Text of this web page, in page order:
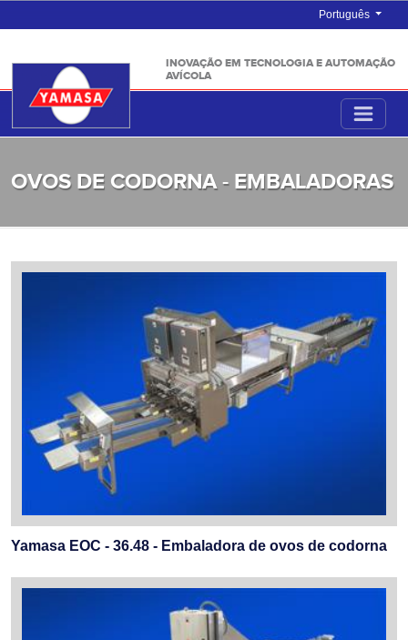
Português
INOVAÇÃO EM TECNOLOGIA E AUTOMAÇÃO
AVÍCOLA
OVOS DE CODORNA - EMBALADORAS
Yamasa EOC - 36.48 - Embaladora de ovos de codorna